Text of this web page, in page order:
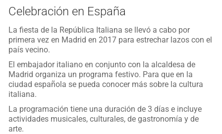
Celebración en España
La fiesta de la República Italiana se llevó a cabo por
primera vez en Madrid en 2017 para estrechar lazos con el
país vecino.
El embajador italiano en conjunto con la alcaldesa de
Madrid organiza un programa festivo. Para que en la
ciudad española se pueda conocer más sobre la cultura
italiana.
La programación tiene una duración de 3 días e incluye
actividades musicales, culturales, de gastronomía y de
arte.